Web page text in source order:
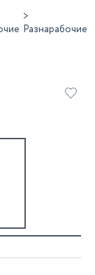
Разнарабочие